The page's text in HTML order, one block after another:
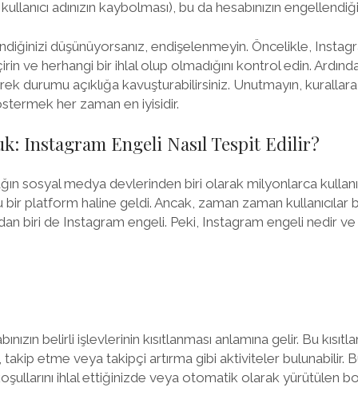
adınızın kaybolması), bu da hesabınızın
düşünüyorsanız, endişelenmeyin. Öncelikle,
ve herhangi bir ihlal olup olmadığını kontrol edin.
durumu açıklığa kavuşturabilirsiniz. Unutmayın,
her zaman en iyisidir.
Instagram Engeli Nasıl Tespit Edilir?
sosyal medya devlerinden biri olarak milyonlarca
platform haline geldi. Ancak, zaman zaman kullanıcılar
biri de Instagram engeli. Peki, Instagram engeli nedir
belirli işlevlerinin kısıtlanması anlamına gelir. Bu
etme veya takipçi artırma gibi aktiviteler bulunabilir.
koşullarını ihlal ettiğinizde veya otomatik olarak yürütülen